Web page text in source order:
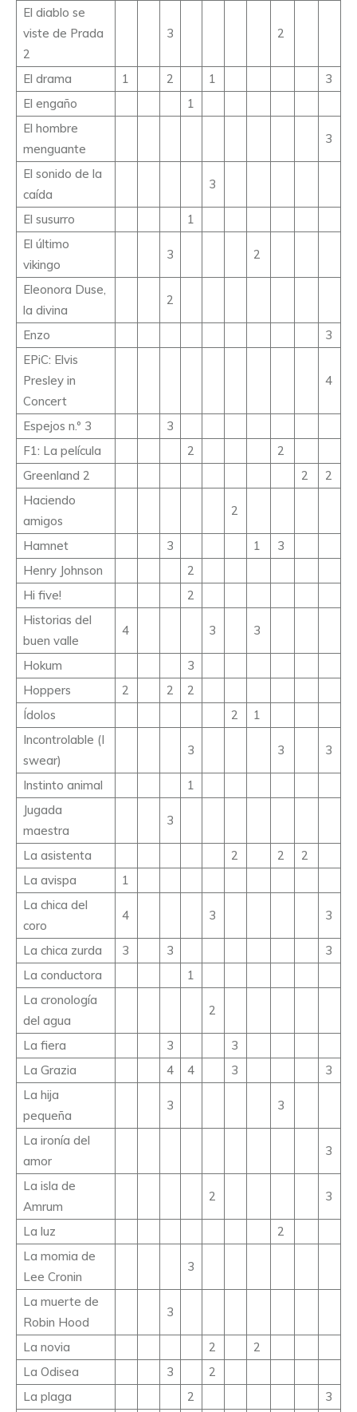
El diablo se
viste de Prada
2
3 2
El drama 1 2 1
3
El engaño
1
El hombre
menguante
3
El sonido de la
caída
3
El susurro
1
El último
vikingo
3 2
Eleonora Duse,
la divina
2
Enzo
3
EPiC: Elvis
Presley in
Concert
4
Espejos n.º 3
3
F1: La película
2
2
Greenland 2
2
2
Haciendo
amigos
2
Hamnet 3 1
3
Henry Johnson
2
Hi five!
2
Historias del
buen valle
4 3 3
Hokum
3
Hoppers
2 2
2
Ídolos
2
1
Incontrolable (I
swear)
3 3 3
Instinto animal
1
Jugada
maestra
3
La asistenta 2 2
2
La avispa
1
La chica del
coro
4 3 3
La chica zurda 3 3
3
La conductora
1
La cronología
del agua
2
La fiera 3
3
La Grazia
4 4 3
3
La hija
pequeña
3 3
La ironía del
amor
3
La isla de
Amrum
2 3
La luz
2
La momia de
Lee Cronin
3
La muerte de
Robin Hood
3
La novia 2
2
La Odisea
3
2
La plaga
2
3